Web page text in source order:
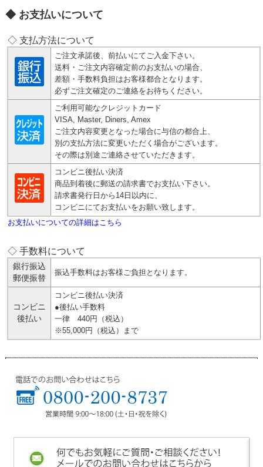
お支払いについて
◇ 支払方法について
ご注文承諾後、前払いにてご入金下さい。
送料・ご注文内容確定前のお支払いの場合、
差額・手数料負担はお客様都合となります。
必ずご注文確定のご連絡をお待ちください。
ご利用可能なクレジットカード
VISA, Master, Diners, Amex
ご注文内容変更となった場合に与信の都合上、
別の支払方法に変更いただく場合がございます。
その際は別途ご連絡させていただきます。
コンビニ後払い決済
商品到着後に郵送の請求書でお支払い下さい。
請求書発行日から14日以内に、
コンビニにてお支払いをお願い致します。
お支払いについての詳細はこちら
◇ 手数料について
銀行振込
郵便振替
振込手数料はお客様ご負担となります。
コンビニ
後払い
コンビニ後払い決済
●後払い手数料
一律 440円（税込）
※55,000円（税込）まで